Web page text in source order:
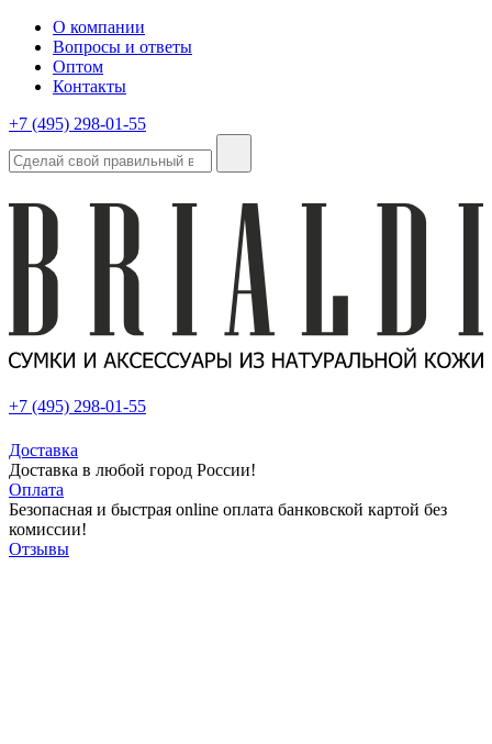
О компании
Вопросы и ответы
Оптом
Контакты
+7 (495) 298-01-55
+7 (495) 298-01-55
Доставка
Доставка в любой город России!
Оплата
Безопасная и быстрая online оплата банковской картой без
комиссии!
Отзывы